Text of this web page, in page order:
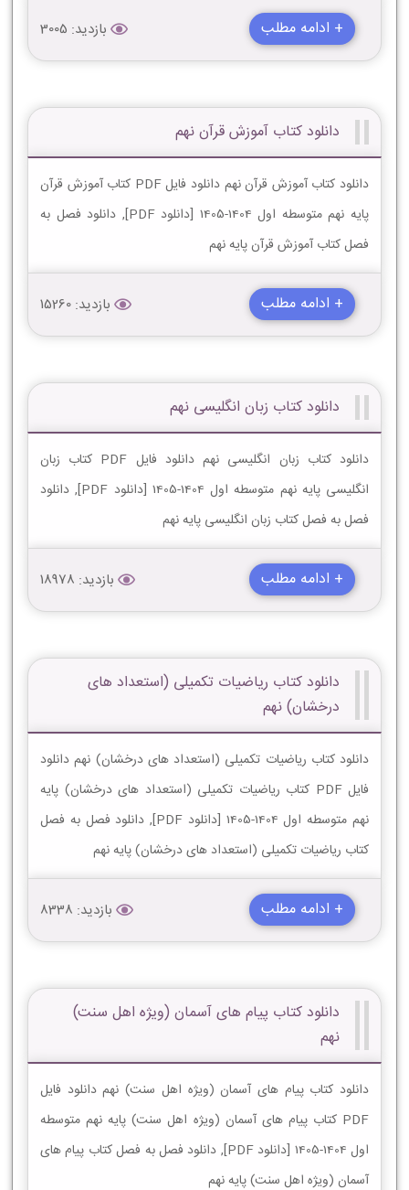
+ ادامه مطلب بازدید: 3005
دانلود کتاب آموزش قرآن نهم
دانلود کتاب آموزش قرآن نهم دانلود فایل PDF کتاب آموزش قرآن
پایه نهم متوسطه اول 1404-1405 [دانلود PDF], دانلود فصل به
فصل کتاب آموزش قرآن پایه نهم
+ ادامه مطلب بازدید: 15260
دانلود کتاب زبان انگلیسی نهم
دانلود کتاب زبان انگلیسی نهم دانلود فایل PDF کتاب زبان
انگلیسی پایه نهم متوسطه اول 1404-1405 [دانلود PDF], دانلود
فصل به فصل کتاب زبان انگلیسی پایه نهم
+ ادامه مطلب بازدید: 18978
دانلود کتاب ریاضیات تکمیلی (استعداد های
درخشان) نهم
دانلود کتاب ریاضیات تکمیلی (استعداد های درخشان) نهم دانلود
فایل PDF کتاب ریاضیات تکمیلی (استعداد های درخشان) پایه
نهم متوسطه اول 1404-1405 [دانلود PDF], دانلود فصل به فصل
کتاب ریاضیات تکمیلی (استعداد های درخشان) پایه نهم
+ ادامه مطلب بازدید: 8338
دانلود کتاب پیام های آسمان (ویژه اهل سنت)
نهم
دانلود کتاب پیام های آسمان (ویژه اهل سنت) نهم دانلود فایل
PDF کتاب پیام های آسمان (ویژه اهل سنت) پایه نهم متوسطه
اول 1404-1405 [دانلود PDF], دانلود فصل به فصل کتاب پیام های
آسمان (ویژه اهل سنت) پایه نهم